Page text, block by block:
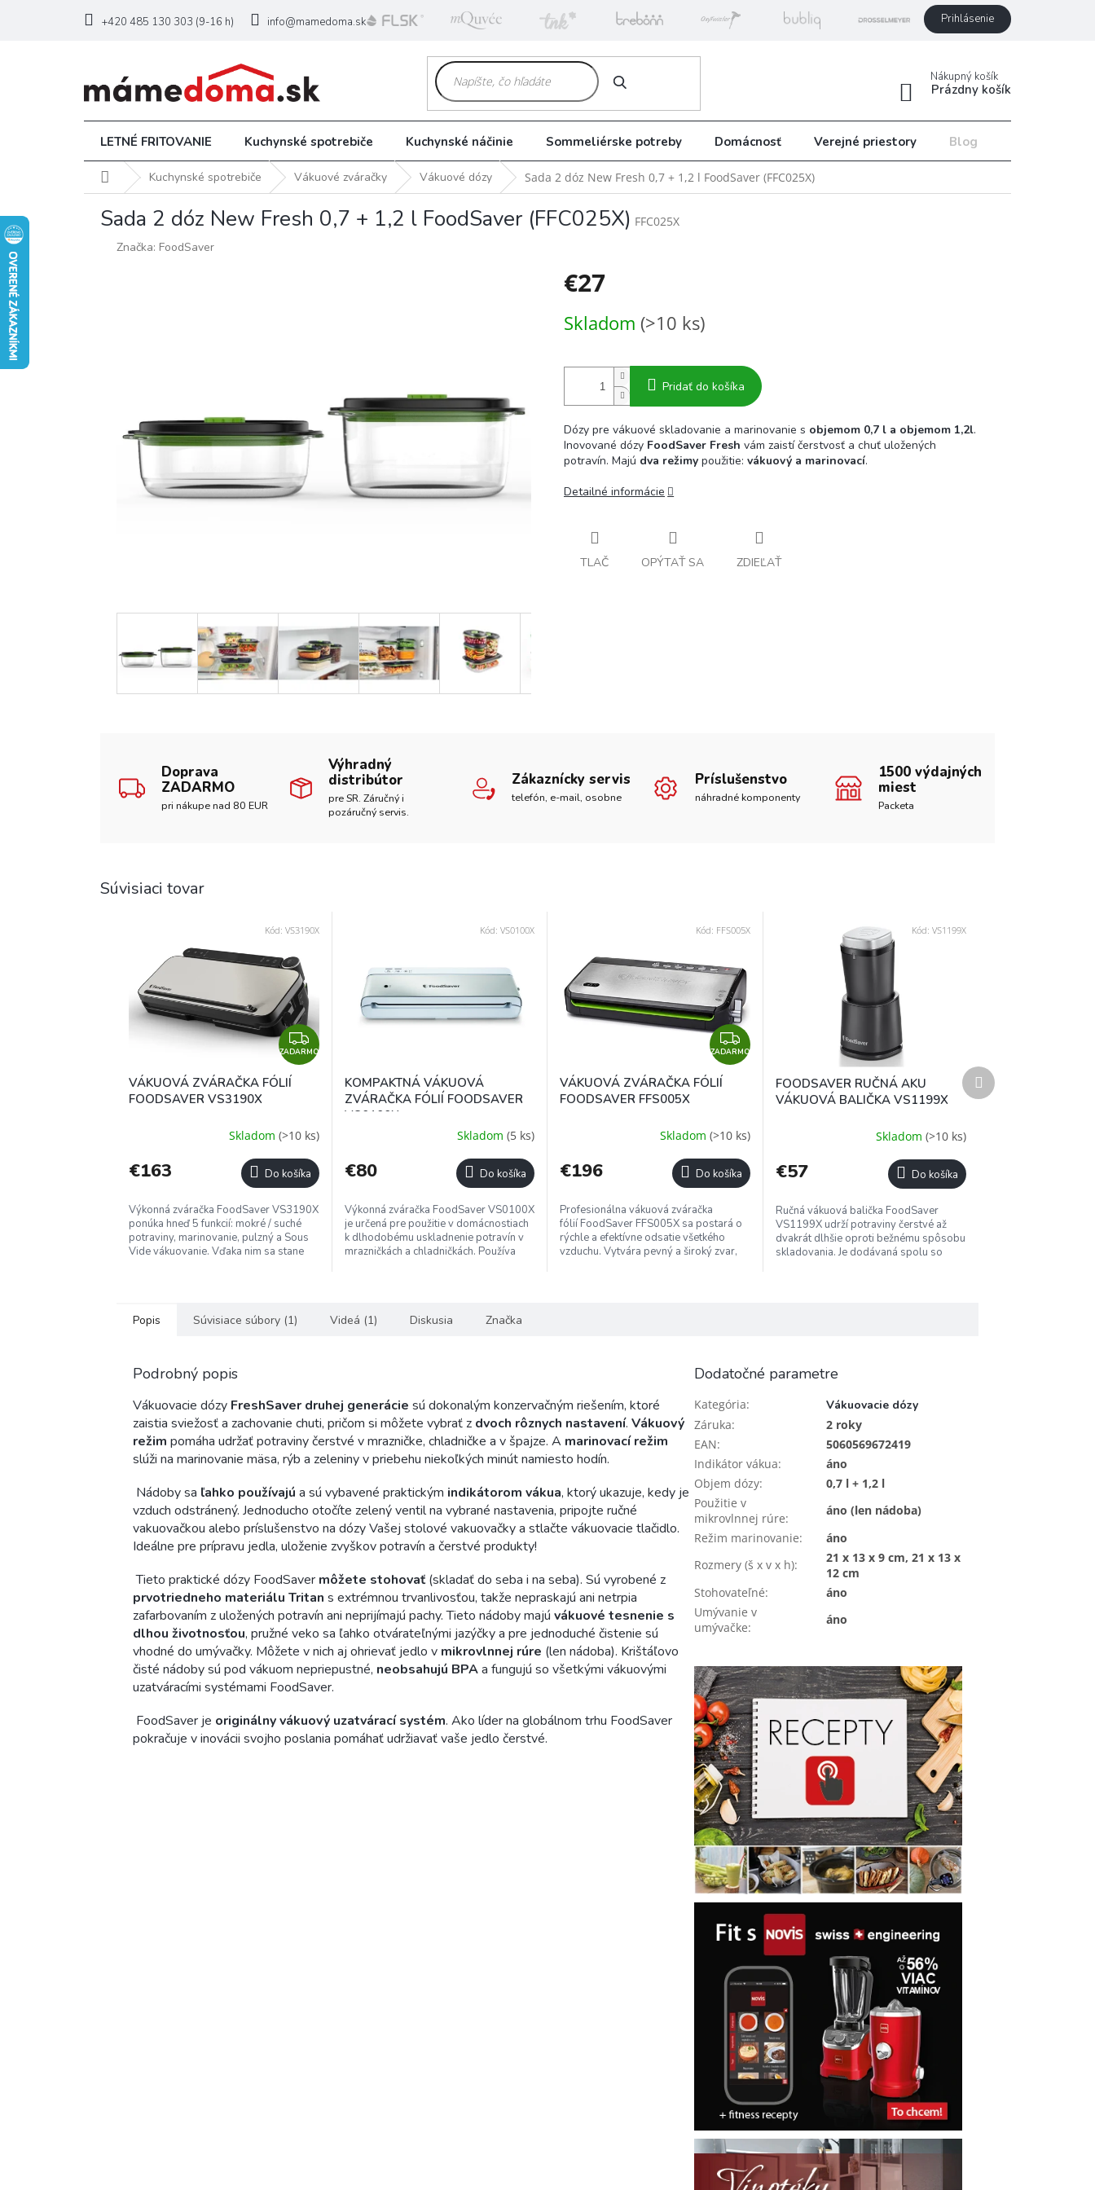
+420 485 130 303 (9-16 h) info@mamedoma.sk Prihlásenie
HĽADAŤ Nákupný košík
Prázdny košík
LETNÉ FRITOVANIE Kuchynské spotrebiče Kuchynské náčinie Sommeliérske potreby Domácnosť Verejné priestory Blog
DomovKuchynské spotrebiče Vákuové zváračky Vákuové dózy Sada 2 dóz New Fresh 0,7 + 1,2 l FoodSaver (FFC025X)
Sada 2 dóz New Fresh 0,7 + 1,2 l FoodSaver (FFC025X) FFC025X
Značka: FoodSaver
€27
cena:
Skladom (>10 ks)
Pridať do košíka
Dózy pre vákuové skladovanie a marinovanie s objemom 0,7 l a objemom 1,2l.
Inovované dózy FoodSaver Fresh vám zaistí čerstvosť a chuť uložených
potravín. Majú dva režimy použitie: vákuový a marinovací.
Detailné informácie
TLAČ OPÝTAŤ SA ZDIEĽAŤ
Doprava
ZADARMO
pri nákupe nad 80 EUR
Výhradný
distribútor
pre SR. Záručný i
pozáručný servis.
Zákaznícky servis
telefón, e-mail, osobne
Príslušenstvo
náhradné komponenty
1500 výdajných
miest
Packeta
Súvisiaci tovar
Z
A
M
O
ZADARMO
VÁKUOVÁ ZVÁRAČKA FÓLIÍ
FOODSAVER VS3190X
Skladom (>10 ks)
€163 Do košíka
Výkonná zváračka FoodSaver VS3190X
ponúka hneď 5 funkcií: mokré / suché
potraviny, marinovanie, pulzný a Sous
Vide vákuovanie. Vďaka nim sa stane
Kód: VS3190X
KOMPAKTNÁ VÁKUOVÁ
ZVÁRAČKA FÓLIÍ FOODSAVER
VS0100X
Skladom (5 ks)
€80 Do košíka
Výkonná zváračka FoodSaver VS0100X
je určená pre použitie v domácnostiach
k dlhodobému uskladnenie potravín v
mrazničkách a chladničkách. Používa
Kód: VS0100X
Z
A
M
O
ZADARMO
VÁKUOVÁ ZVÁRAČKA FÓLIÍ
FOODSAVER FFS005X
Skladom (>10 ks)
€196 Do košíka
Profesionálna vákuová zváračka
fólií FoodSaver FFS005X sa postará o
rýchle a efektívne odsatie všetkého
vzduchu. Vytvára pevný a široký zvar,
Kód: FFS005X
FOODSAVER RUČNÁ AKU
VÁKUOVÁ BALIČKA VS1199X
Skladom (>10 ks)
€57 Do košíka
Ručná vákuová balička FoodSaver
VS1199X udrží potraviny čerstvé až
dvakrát dlhšie oproti bežnému spôsobu
skladovania. Je dodávaná spolu so
Kód: VS1199X
Ďalší
produkt
Popis Súvisiace súbory (1) Videá (1) Diskusia Značka
Podrobný popis
Vákuovacie dózy FreshSaver druhej generácie sú dokonalým konzervačným riešením, ktoré
zaistia sviežosť a zachovanie chuti, pričom si môžete vybrať z dvoch rôznych nastavení. Vákuový
režim pomáha udržať potraviny čerstvé v mrazničke, chladničke a v špajze. A marinovací režim
slúži na marinovanie mäsa, rýb a zeleniny v priebehu niekoľkých minút namiesto hodín.
Nádoby sa ľahko používajú a sú vybavené praktickým indikátorom vákua, ktorý ukazuje, kedy je
vzduch odstránený. Jednoducho otočíte zelený ventil na vybrané nastavenia, pripojte ručné
vakuovačkou alebo príslušenstvo na dózy Vašej stolové vakuovačky a stlačte vákuovacie tlačidlo.
Ideálne pre prípravu jedla, uloženie zvyškov potravín a čerstvé produkty!
Tieto praktické dózy FoodSaver môžete stohovať(skladať do seba i na seba). Sú vyrobené z
prvotriedneho materiálu Tritan s extrémnou trvanlivosťou, takže nepraskajú ani netrpia
zafarbovaním z uložených potravín ani neprijímajú pachy. Tieto nádoby majú vákuové tesnenie s
dlhou životnosťou, pružné veko sa ľahko otvárateľnými jazýčky a pre jednoduché čistenie sú
vhodné do umývačky. Môžete v nich aj ohrievať jedlo v mikrovlnnej rúre (len nádoba). Krištáľovo
čisté nádoby sú pod vákuom nepriepustné, neobsahujú BPAa fungujú so všetkými vákuovými
uzatváracími systémami FoodSaver.
FoodSaver je originálny vákuový uzatvárací systém. Ako líder na globálnom trhu FoodSaver
pokračuje v inovácii svojho poslania pomáhať udržiavať vaše jedlo čerstvé.
Dodatočné parametre
Kategória:
Vákuovacie dózy
Záruka:
2 roky
EAN:
5060569672419
Indikátor vákua:
áno
Objem dózy:
0,7 l + 1,2 l
Použitie v
mikrovlnnej rúre:
áno (len nádoba)
Režim marinovanie:
áno
Rozmery (š x v x h):
21 x 13 x 9 cm, 21 x 13 x
12 cm
Stohovateľné:
áno
Umývanie v
umývačke:
áno